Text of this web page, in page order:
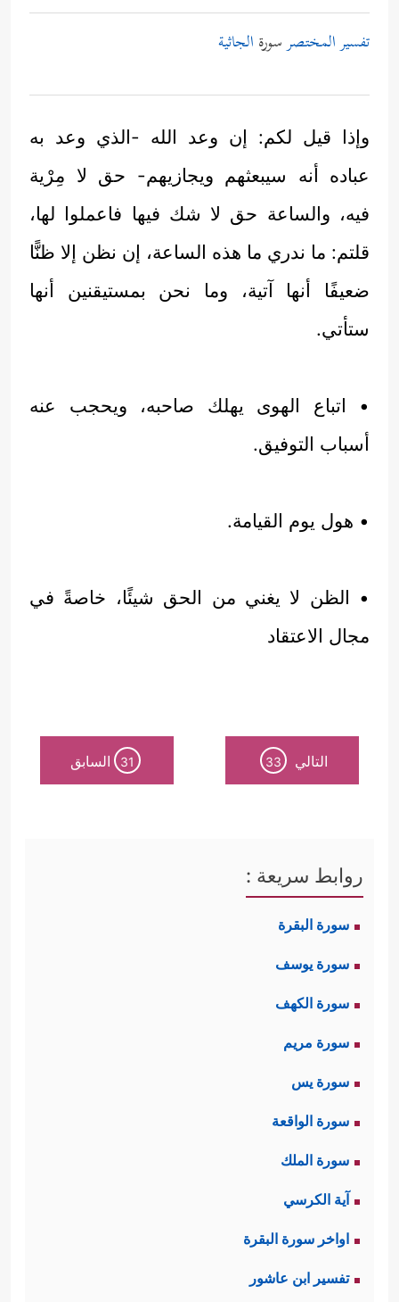
تفسير المختصرسورة الجاثية
وإذا قيل لكم: إن وعد الله -الذي وعد به
عباده أنه سيبعثهم ويجازيهم- حق لا مِرْية
فيه، والساعة حق لا شك فيها فاعملوا لها،
قلتم: ما ندري ما هذه الساعة، إن نظن إلا ظنًّا
ضعيفًا أنها آتية، وما نحن بمستيقنين أنها
ستأتي.
• اتباع الهوى يهلك صاحبه، ويحجب عنه
أسباب التوفيق.
• هول يوم القيامة.
• الظن لا يغني من الحق شيئًا، خاصةً في
مجال الاعتقاد
التالي 33
31 السابق
روابط سريعة :
سورة البقرة
سورة يوسف
سورة الكهف
سورة مريم
سورة يس
سورة الواقعة
سورة الملك
آية الكرسي
اواخر سورة البقرة
تفسير ابن عاشور